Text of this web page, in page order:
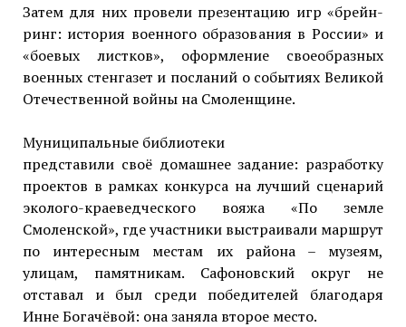
Затем для них провели презентацию игр «брейн-
ринг: история военного образования в России» и
«боевых листков», оформление своеобразных
военных стенгазет и посланий о событиях Великой
Отечественной войны на Смоленщине.
Муниципальные библиотеки
представили своё домашнее задание: разработку
проектов в рамках конкурса на лучший сценарий
эколого-краеведческого вояжа «По земле
Смоленской», где участники выстраивали маршрут
по интересным местам их района – музеям,
улицам, памятникам. Сафоновский округ не
отставал и был среди победителей благодаря
Инне Богачёвой: она заняла второе место.